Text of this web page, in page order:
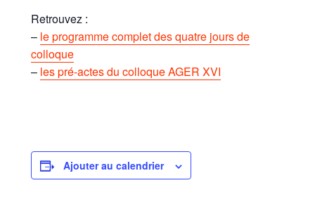
Retrouvez :
– le programme complet des quatre jours de
colloque
– les pré-actes du colloque AGER XVI
Ajouter au calendrier